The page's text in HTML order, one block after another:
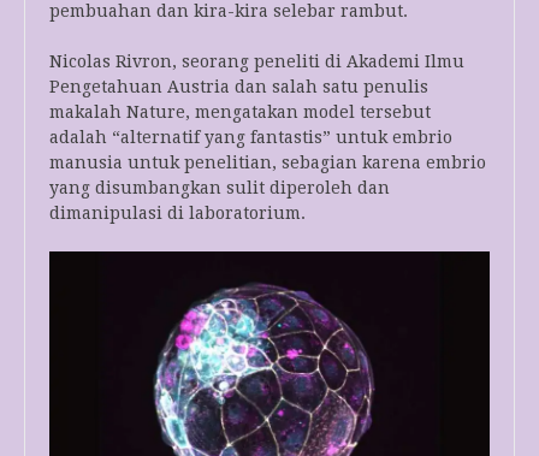
pembuahan dan kira-kira selebar rambut.
Nicolas Rivron, seorang peneliti di Akademi Ilmu
Pengetahuan Austria dan salah satu penulis
makalah Nature, mengatakan model tersebut
adalah “alternatif yang fantastis” untuk embrio
manusia untuk penelitian, sebagian karena embrio
yang disumbangkan sulit diperoleh dan
dimanipulasi di laboratorium.